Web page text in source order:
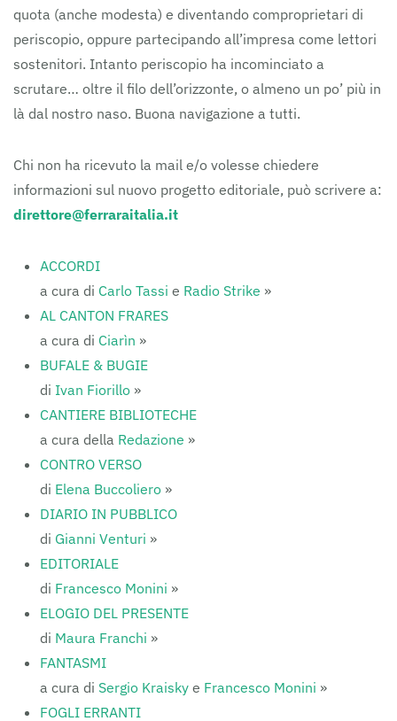
quota (anche modesta) e diventando comproprietari di
periscopio, oppure partecipando all’impresa come lettori
sostenitori. Intanto periscopio ha incominciato a
scrutare… oltre il filo dell’orizzonte, o almeno un po’ più in
là dal nostro naso. Buona navigazione a tutti.
Chi non ha ricevuto la mail e/o volesse chiedere
informazioni sul nuovo progetto editoriale, può scrivere a:
direttore@ferraraitalia.it
ACCORDI
a cura di Carlo Tassi e Radio Strike »
AL CANTON FRARES
a cura di Ciarìn »
BUFALE & BUGIE
di Ivan Fiorillo »
CANTIERE BIBLIOTECHE
a cura della Redazione »
CONTRO VERSO
di Elena Buccoliero »
DIARIO IN PUBBLICO
di Gianni Venturi »
EDITORIALE
di Francesco Monini »
ELOGIO DEL PRESENTE
di Maura Franchi »
FANTASMI
a cura di Sergio Kraisky e Francesco Monini »
FOGLI ERRANTI